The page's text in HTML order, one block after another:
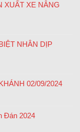
XUẤT XE NÂNG
NHÂN DỊP
02/09/2024
Đán 2024